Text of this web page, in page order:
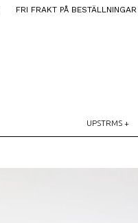
FRI FRAKT PÅ
UPSTRMS +